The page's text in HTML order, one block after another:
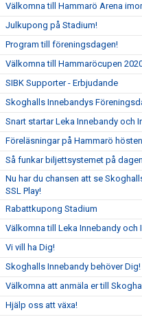
Välkomna till Hammarö Arena
Julkupong på Stadium!
Program till föreningsdagen!
Välkomna till Hammaröcupen
SIBK Supporter - Erbjudande
Skoghalls Innebandys
Snart startar Leka Innebandy och
Föreläsningar på Hammarö
Så funkar biljettsystemet på
Nu har du chansen att se
SSL Play!
Rabattkupong Stadium
Välkomna till Leka Innebandy och
Vi vill ha Dig!
Skoghalls Innebandy behöver Dig!
Välkomna att anmäla er till
Hjälp oss att växa!